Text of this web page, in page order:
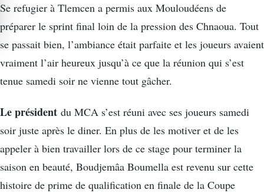
Se refugier à Tlemcen a permis aux Mouloudéens de
préparer le sprint final loin de la pression des Chnaoua. Tout
se passait bien, l’ambiance était parfaite et les joueurs avaient
vraiment l’air heureux jusqu’à ce que la réunion qui s’est
tenue samedi soir ne vienne tout gâcher.
Le président du MCA s’est réuni avec ses joueurs samedi
soir juste après le diner. En plus de les motiver et de les
appeler à bien travailler lors de ce stage pour terminer la
saison en beauté, Boudjemâa Boumella est revenu sur cette
histoire de prime de qualification en finale de la Coupe